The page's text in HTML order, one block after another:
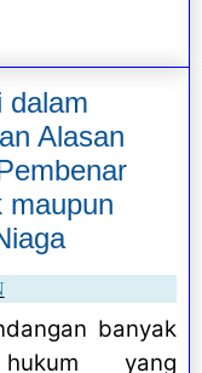
dalam
Alasan
maupun
banyak
yang